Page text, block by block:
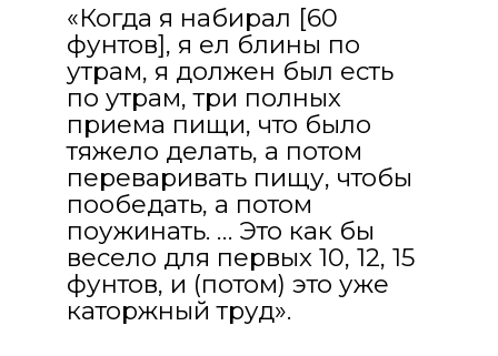
«Когда я набирал [60
фунтов], я ел блины по
утрам, я должен был есть
по утрам, три полных
приема пищи, что было
тяжело делать, а потом
переваривать пищу, чтобы
пообедать, а потом
поужинать. … Это как бы
весело для первых 10, 12, 15
фунтов, и (потом) это уже
каторжный труд».